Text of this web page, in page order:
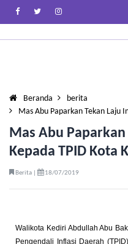
Beranda
berita
Mas Abu Paparkan Tekan Laju
Mas Abu
Kepada TPID Kota
Berita | 18/07/2019
Walikota Kediri Abdullah Abu
Pengendali Inflasi Daerah